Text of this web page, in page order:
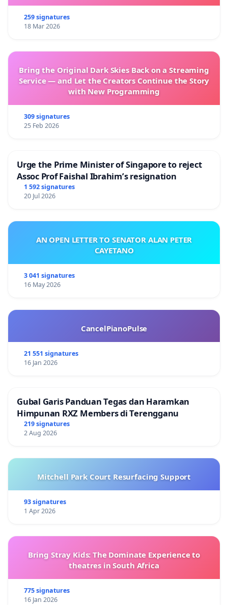
Kind regards,
The friends and supporters of the skatepark of
Instagram:@suvilahtidiy
Facebook:@suvilahtidiyskatepark
Read more about Suvilahti DIY skatepark:
division.
- Suvilahti DIY - How it all started
- Suvilahti DIY paintjob 2017
259 signatures
18 Mar 2026
Bring the Original Dark Skies Back on a Streaming
Service — and Let the Creators Continue the Story
with New Programming
309 signatures
25 Feb 2026
Urge the Prime Minister of Singapore to reject
Assoc Prof Faishal Ibrahim’s resignation
1 592 signatures
20 Jul 2026
AN OPEN LETTER TO SENATOR ALAN PETER
CAYETANO
3 041 signatures
16 May 2026
CancelPianoPulse
21 551 signatures
16 Jan 2026
Gubal Garis Panduan Tegas dan Haramkan
Himpunan RXZ Members di Terengganu
219 signatures
2 Aug 2026
Mitchell Park Court Resurfacing Support
93 signatures
1 Apr 2026
Bring Stray Kids: The Dominate Experience to
theatres in South Africa
775 signatures
16 Jan 2026